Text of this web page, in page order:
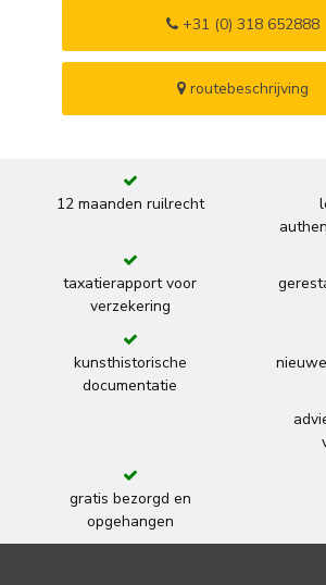
+31 (0) 318 652888
routebeschrijving
12 maanden ruilrecht
taxatierapport voor
verzekering
kunsthistorische
documentatie
gratis bezorgd en
opgehangen